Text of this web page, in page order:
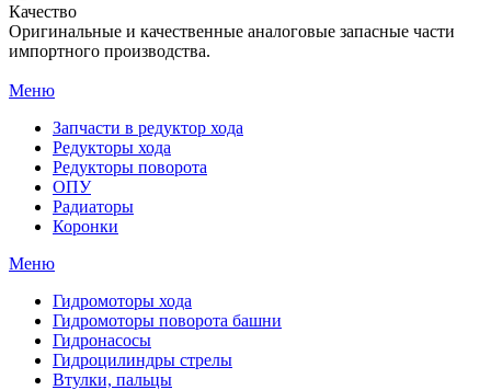
Качество
Оригинальные и качественные аналоговые запасные части
импортного производства.
Меню
Запчасти в редуктор хода
Редукторы хода
Редукторы поворота
ОПУ
Радиаторы
Коронки
Меню
Гидромоторы хода
Гидромоторы поворота башни
Гидронасосы
Гидроцилиндры стрелы
Втулки, пальцы